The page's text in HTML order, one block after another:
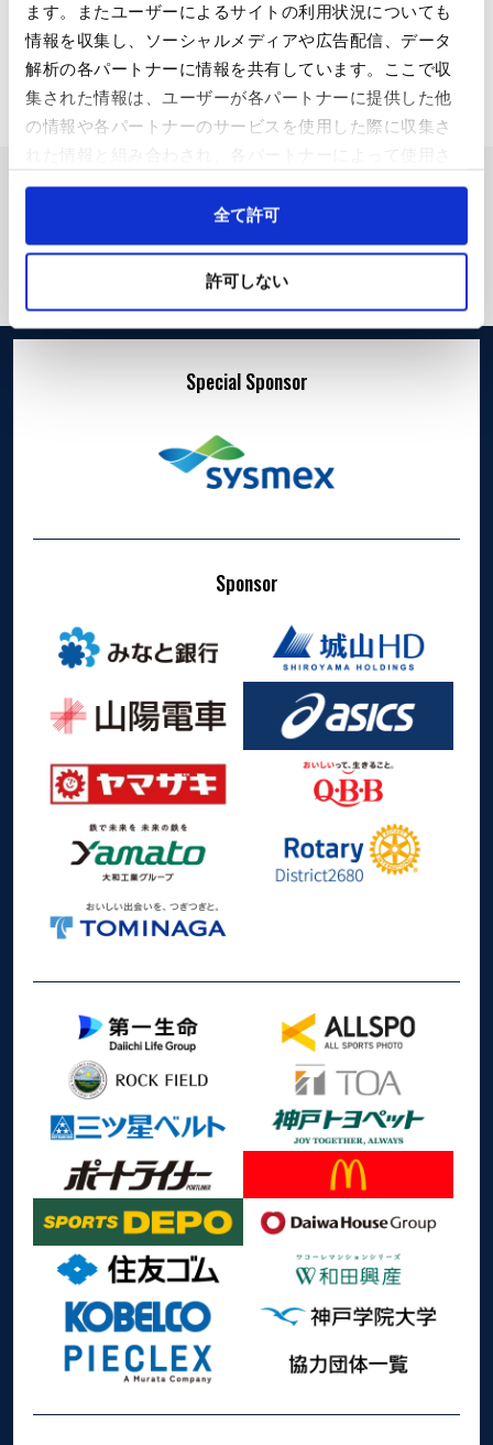
ます。またユーザーによるサイトの利用状況についても
情報を収集し、ソーシャルメディアや広告配信、データ
解析の各パートナーに情報を共有しています。ここで収
集された情報は、ユーザーが各パートナーに提供した他
の情報や各パートナーのサービスを使用した際に収集さ
れることがあります。
Cookieを許可しない場合、ウェブサイト上のすべての機
能やコンテンツに完全にアクセスできなくなる可能性が
全て許可
許可しない
交流マラソン大会
Special Sponsor
Sponsor